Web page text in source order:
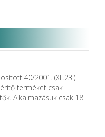
40/2001. (XII.23.)
terméket csak
Alkalmazásuk csak 18